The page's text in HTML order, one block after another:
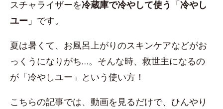
スチャライザーを冷蔵庫で冷やして使う 「冷やし
ユー 」です。
夏は暑くて、お風呂上がりのスキンケアなどがお
っくうになりがち…。そんな時、救世主になるの
が「冷やしユー」という使い方！
こちらの記事では、動画を見るだけで、ひんやり